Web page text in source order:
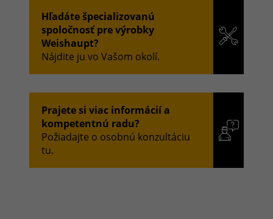
Hľadáte špecializovanú
spoločnosť pre výrobky
Weishaupt?
Nájdite ju vo Vašom okolí.
Prajete si viac informácií a
kompetentnú radu?
Požiadajte o osobnú konzultáciu
tu.